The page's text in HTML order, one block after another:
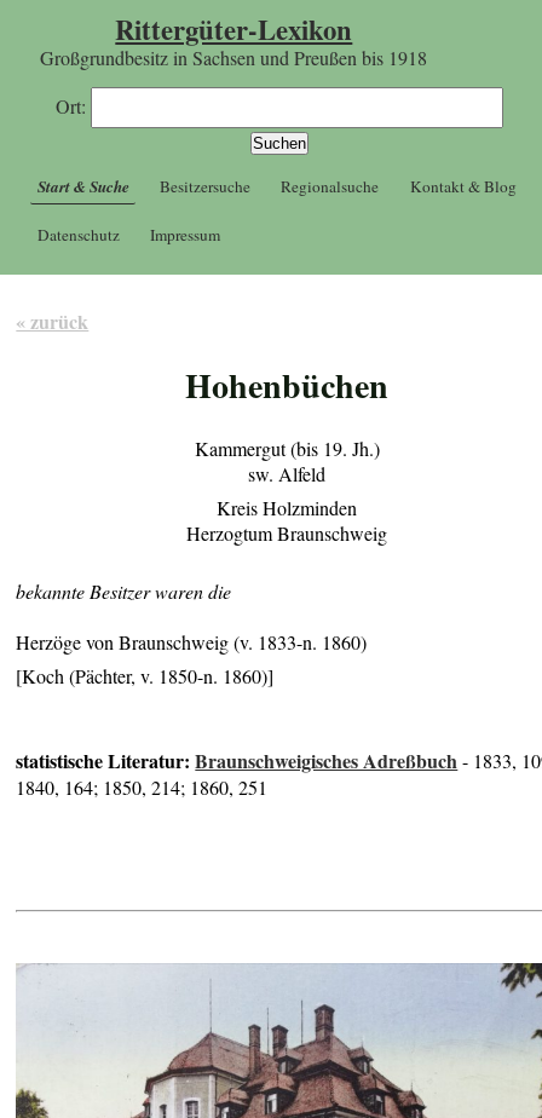
Rittergüter-Lexikon
Großgrundbesitz in Sachsen und Preußen bis 1918
Ort:
Start & Suche Besitzersuche Regionalsuche Kontakt & Blog
Datenschutz Impressum
« zurück
Hohenbüchen
Kammergut (bis 19. Jh.)
sw. Alfeld
Kreis Holzminden
Herzogtum Braunschweig
bekannte Besitzer waren die
Herzöge von Braunschweig (v. 1833-n. 1860)
[Koch (Pächter, v. 1850-n. 1860)]
statistische Literatur:Braunschweigisches Adreßbuch- 1833,
1840, 164; 1850, 214; 1860, 251